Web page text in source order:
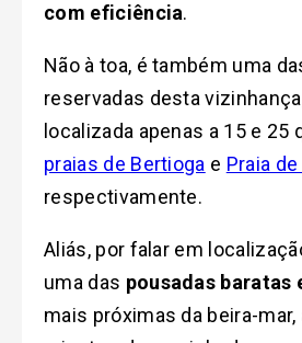
com eficiência.
Não à toa, é também uma
reservadas desta
localizada apenas a 15 e 25
praias de Bertioga e Praia
respectivamente.
Aliás, por falar em
uma das pousadas baratas
mais próximas da beira-